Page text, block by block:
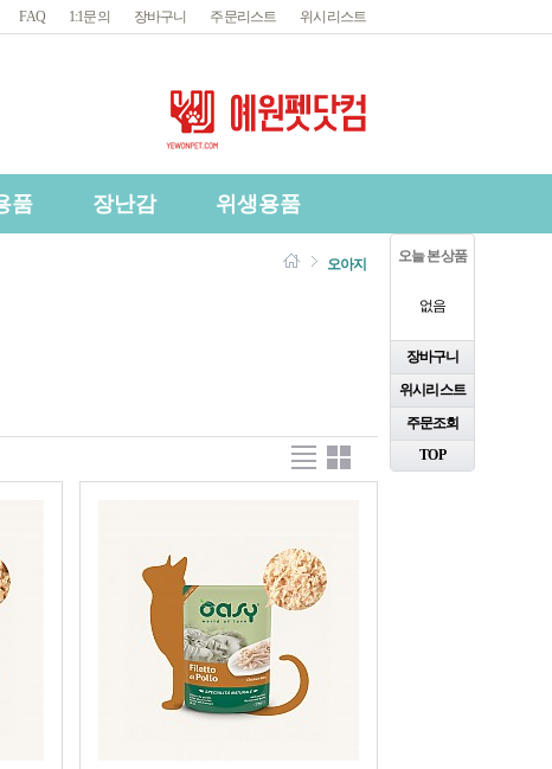
FAQ 1:1문의 장바구니 주문리스트 위시리스트
품 장난감 위생용품
오늘 본 상품
없음
장바구니
위시리스트
주문조회
TOP
오아지